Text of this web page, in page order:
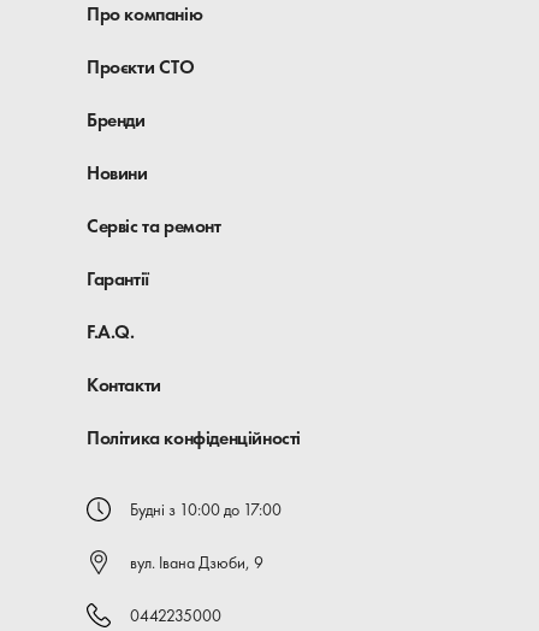
Про компанію
Проєкти СТО
Бренди
Новини
Сервіс та ремонт
Гарантії
F.A.Q.
Контакти
Політика конфіденційності
Будні з 10:00 до 17:00
вул. Івана Дзюби, 9
0442235000